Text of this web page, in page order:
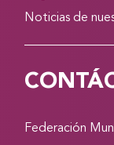
Noticias de
Federación